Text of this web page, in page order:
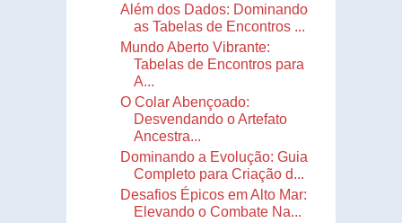
Além dos Dados: Dominando
as Tabelas de Encontros ...
Mundo Aberto Vibrante:
Tabelas de Encontros para
A...
O Colar Abençoado:
Desvendando o Artefato
Ancestra...
Dominando a Evolução: Guia
Completo para Criação d...
Desafios Épicos em Alto Mar:
Elevando o Combate Na...